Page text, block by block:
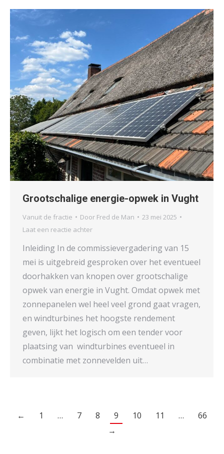
Grootschalige energie-opwek in Vught
Vanuit de fractie Door Fred de Man
23 mei 2025
Laat een reactie achter
Inleiding In de commissievergadering van 15
mei is uitgebreid gesproken over het eventueel
doorhakken van knopen over grootschalige
opwek van energie in Vught. Omdat opwek met
zonnepanelen wel heel veel grond gaat vragen,
en windturbines het hoogste rendement
geven, lijkt het logisch om een tender voor
plaatsing van windturbines eventueel in
combinatie met zonnevelden uit…
← 1 … 7 8 9 10 11 …
66
→